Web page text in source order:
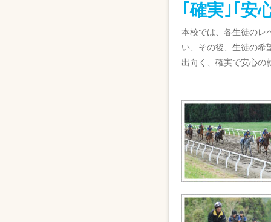
｢確実｣｢安
本校では、各生徒のレ
い、その後、生徒の希
出向く、確実で安心の